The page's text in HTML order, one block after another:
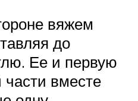
вяжем
до
Ее и первую
части вместе